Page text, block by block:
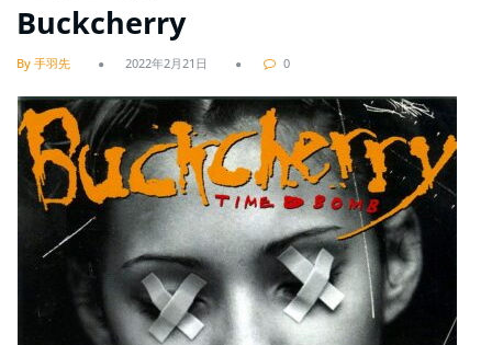
Buckcherry
By 手羽先 2022年2月21日 0